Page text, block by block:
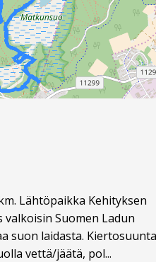
Lähtöpaikka Kehityksen
valkoisin Suomen Ladun
suon laidasta. Kiertosuunta
vettä/jäätä, pol...